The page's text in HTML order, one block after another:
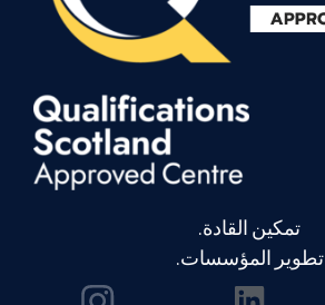
تمكين القادة.
تطوير المؤسسات.